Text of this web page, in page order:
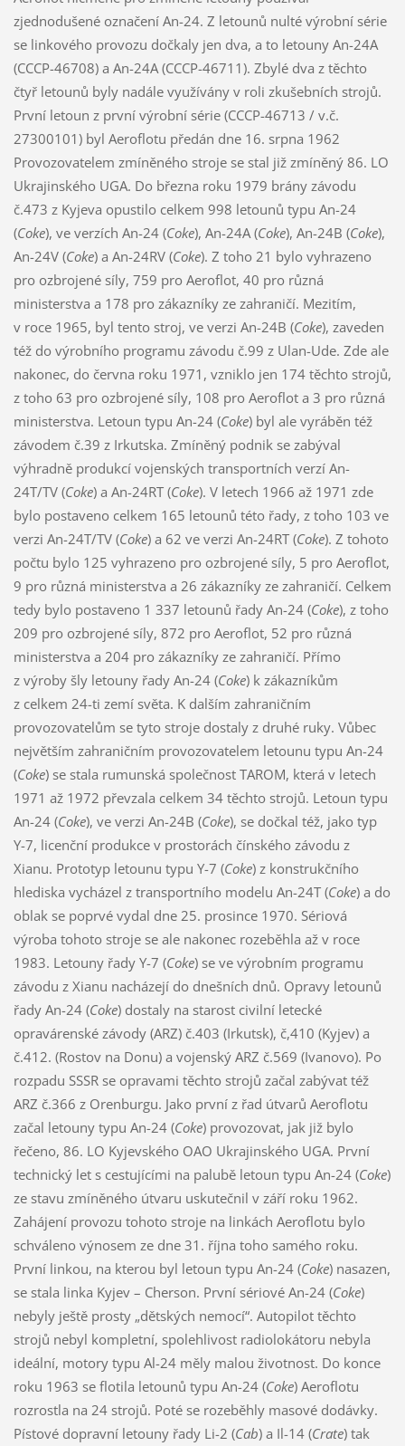
zjednodušené označení An-24. Z letounů nulté výrobní série
se linkového provozu dočkaly jen dva, a to letouny An-24A
(CCCP-46708) a An-24A (CCCP-46711). Zbylé dva z těchto
čtyř letounů byly nadále využívány v roli zkušebních strojů.
První letoun z první výrobní série (CCCP-46713 / v.č.
27300101) byl Aeroflotu předán dne 16. srpna 1962
Provozovatelem zmíněného stroje se stal již zmíněný 86. LO
Ukrajinského UGA. Do března roku 1979 brány závodu
č.473 z Kyjeva opustilo celkem 998 letounů typu An-24
(Coke), ve verzích An-24 (Coke), An-24A (Coke), An-24B (Coke),
An-24V (Coke) a An-24RV (Coke). Z toho 21 bylo vyhrazeno
pro ozbrojené síly, 759 pro Aeroflot, 40 pro různá
ministerstva a 178 pro zákazníky ze zahraničí. Mezitím,
v roce 1965, byl tento stroj, ve verzi An-24B (Coke), zaveden
též do výrobního programu závodu č.99 z Ulan-Ude. Zde ale
nakonec, do června roku 1971, vzniklo jen 174 těchto strojů,
z toho 63 pro ozbrojené síly, 108 pro Aeroflot a 3 pro různá
ministerstva. Letoun typu An-24 (Coke) byl ale vyráběn též
závodem č.39 z Irkutska. Zmíněný podnik se zabýval
výhradně produkcí vojenských transportních verzí An-
24T/TV (Coke) a An-24RT (Coke). V letech 1966 až 1971 zde
bylo postaveno celkem 165 letounů této řady, z toho 103 ve
verzi An-24T/TV (Coke) a 62 ve verzi An-24RT (Coke). Z tohoto
počtu bylo 125 vyhrazeno pro ozbrojené síly, 5 pro Aeroflot,
9 pro různá ministerstva a 26 zákazníky ze zahraničí. Celkem
tedy bylo postaveno 1 337 letounů řady An-24 (Coke), z toho
209 pro ozbrojené síly, 872 pro Aeroflot, 52 pro různá
ministerstva a 204 pro zákazníky ze zahraničí. Přímo
z výroby šly letouny řady An-24 (Coke) k zákazníkům
z celkem 24-ti zemí světa. K dalším zahraničním
provozovatelům se tyto stroje dostaly z druhé ruky. Vůbec
největším zahraničním provozovatelem letounu typu An-24
(Coke) se stala rumunská společnost TAROM, která v letech
1971 až 1972 převzala celkem 34 těchto strojů. Letoun typu
An-24 (Coke), ve verzi An-24B (Coke), se dočkal též, jako typ
Y-7, licenční produkce v prostorách čínského závodu z
Xianu. Prototyp letounu typu Y-7 (Coke) z konstrukčního
hlediska vycházel z transportního modelu An-24T (Coke) a do
oblak se poprvé vydal dne 25. prosince 1970. Sériová
výroba tohoto stroje se ale nakonec rozeběhla až v roce
1983. Letouny řady Y-7 (Coke) se ve výrobním programu
závodu z Xianu nacházejí do dnešních dnů. Opravy letounů
řady An-24 (Coke) dostaly na starost civilní letecké
opravárenské závody (ARZ) č.403 (Irkutsk), č,410 (Kyjev) a
č.412. (Rostov na Donu) a vojenský ARZ č.569 (Ivanovo). Po
rozpadu SSSR se opravami těchto strojů začal zabývat též
ARZ č.366 z Orenburgu. Jako první z řad útvarů Aeroflotu
začal letouny typu An-24 (Coke) provozovat, jak již bylo
řečeno, 86. LO Kyjevského OAO Ukrajinského UGA. První
technický let s cestujícími na palubě letoun typu An-24 (Coke)
ze stavu zmíněného útvaru uskutečnil v září roku 1962.
Zahájení provozu tohoto stroje na linkách Aeroflotu bylo
schváleno výnosem ze dne 31. října toho samého roku.
První linkou, na kterou byl letoun typu An-24 (Coke) nasazen,
se stala linka Kyjev – Cherson. První sériové An-24 (Coke)
nebyly ještě prosty „dětských nemocí“. Autopilot těchto
strojů nebyl kompletní, spolehlivost radiolokátoru nebyla
ideální, motory typu Al-24 měly malou životnost. Do konce
roku 1963 se flotila letounů typu An-24 (Coke) Aeroflotu
rozrostla na 24 strojů. Poté se rozeběhly masové dodávky.
Pístové dopravní letouny řady Li-2 (Cab) a Il-14 (Crate) tak